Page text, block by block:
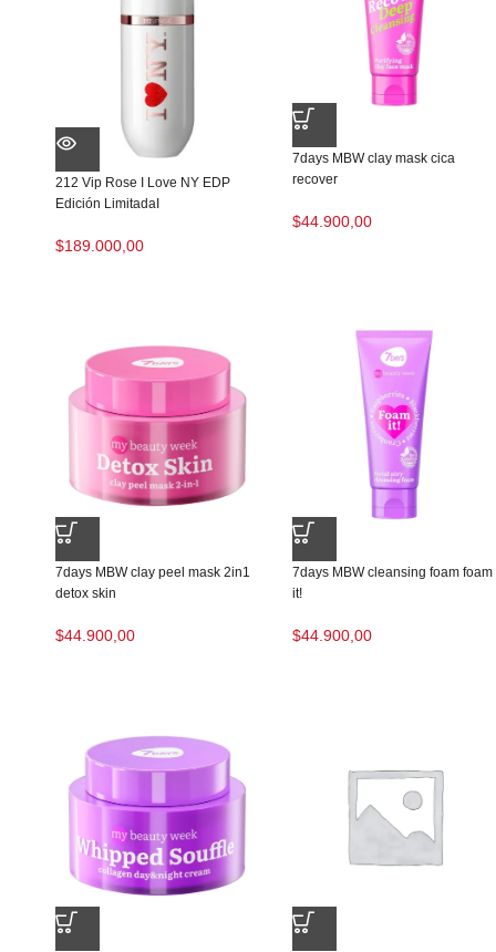
212 Vip Rose I Love NY EDP
Edición LimitadaI
$189.000,00
7days MBW clay mask cica
recover
$44.900,00
7days MBW clay peel mask 2in1
detox skin
$44.900,00
7days MBW cleansing foam foam
it!
$44.900,00